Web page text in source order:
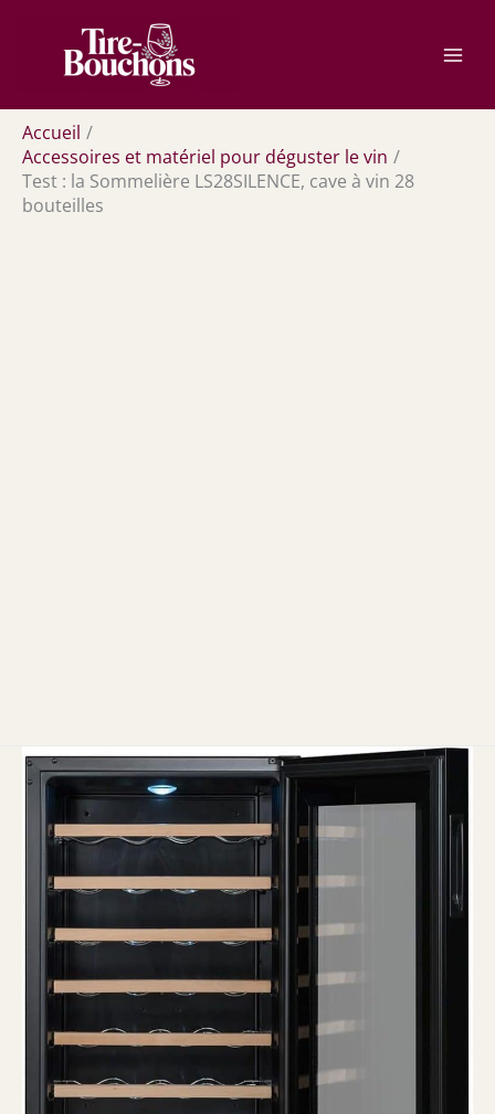
contenu
Accueil
Accessoires et matériel pour déguster le vin
Test : la Sommelière LS28SILENCE, cave à vin 28
bouteilles